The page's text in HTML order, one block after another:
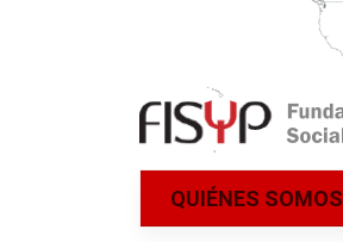
QUIÉNES SOMOS